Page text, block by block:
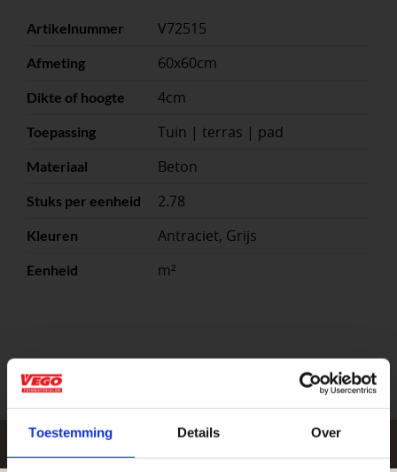
Toestemming Details Over
Artikelnummer V72515
Afmeting 60x60cm
Dikte of hoogte 4cm
Toepassing Tuin | terras | pad
Materiaal Beton
Stuks per eenheid 2.78
Kleuren Antraciet, Grijs
Eenheid m²